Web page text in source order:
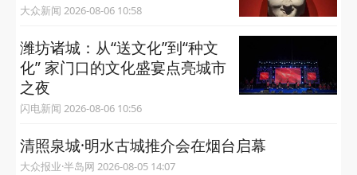
大众新闻 2026-08-06 10:58
潍坊诸城：从“送文化”到“种文
化” 家门口的文化盛宴点亮城市
之夜
闪电新闻 2026-08-06 10:56
清照泉城·明水古城推介会在烟台启幕
大众报业·半岛网 2026-08-05 14:07